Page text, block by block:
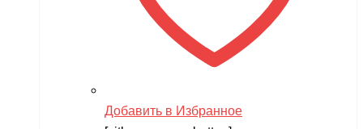
Добавить в Избранное